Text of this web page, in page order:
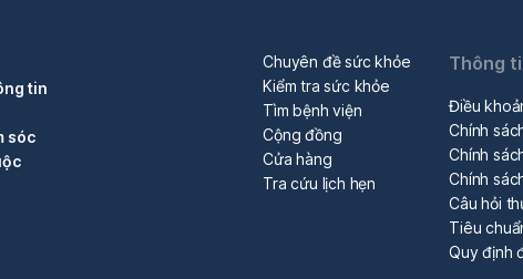
tin
sóc
Chuyên đề sức khỏe
Kiểm tra sức khỏe
Tìm bệnh viện
Cộng đồng
Cửa hàng
Tra cứu lịch hẹn
Thông
Điều
Chính
Chính
Chính
Câu hỏi
Tiêu
Quy định